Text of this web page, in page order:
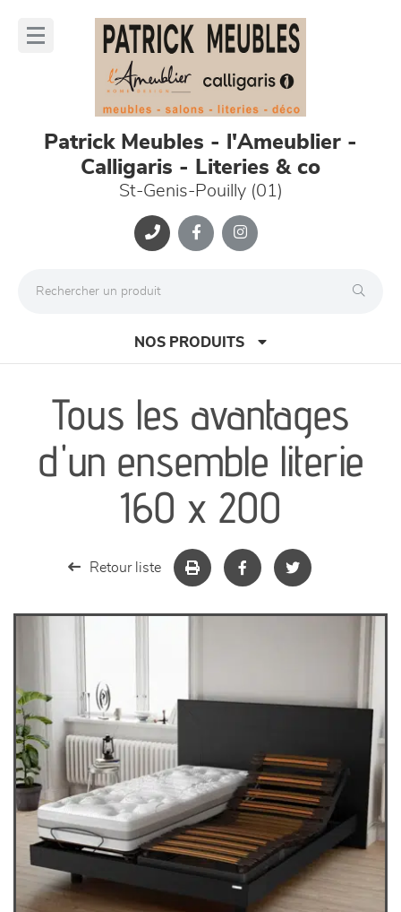
Patrick Meubles - l'Ameublier -
Calligaris - Literies & co
St-Genis-Pouilly (01)
NOS PRODUITS
canapés et fauteuils
séjours
chambres et dressing
décoration
Tous les avantages
d'un ensemble literie
160 x 200
Retour liste